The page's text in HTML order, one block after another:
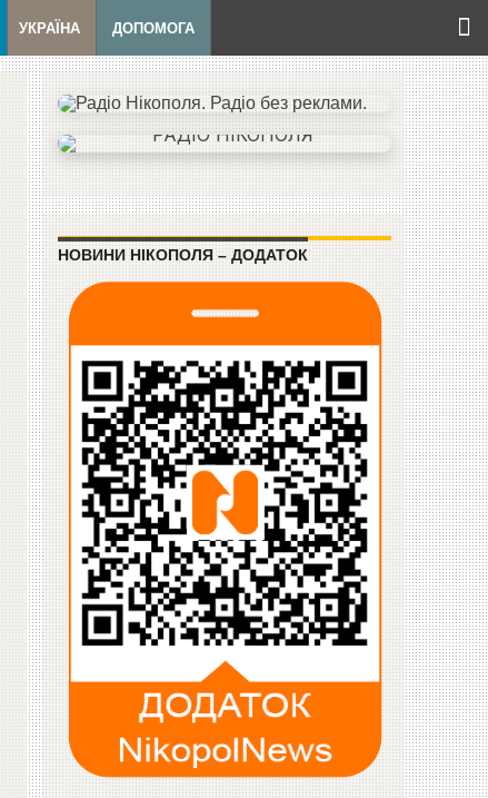
УКРАЇНА ДОПОМОГА
НОВИНИ НІКОПОЛЯ – ДОДАТОК